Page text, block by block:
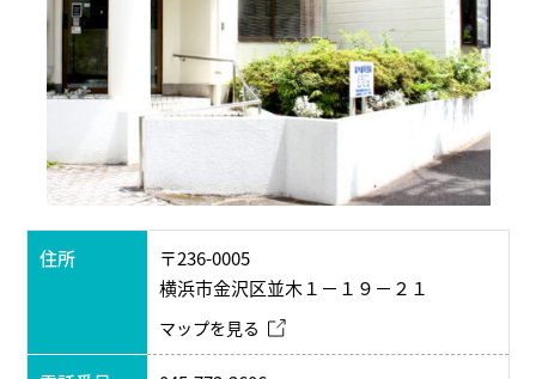
住所
〒236-0005
横浜市金沢区並木１－１９－２１
マップを見る